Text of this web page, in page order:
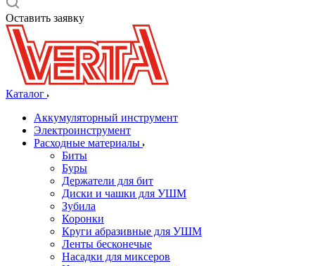
Оставить заявку
Каталог
Аккумуляторный инструмент
Электроинструмент
Расходные материалы
Биты
Буры
Держатели для бит
Диски и чашки для УШМ
Зубила
Коронки
Круги абразивные для УШМ
Ленты бесконечые
Насадки для миксеров